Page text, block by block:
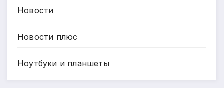
Новости
Новости плюс
Ноутбуки и планшеты